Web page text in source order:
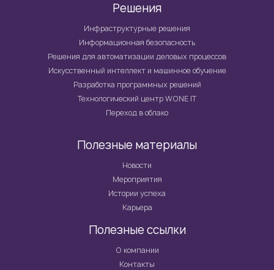
Решения
Инфраструктурные решения
Информационная безопасность
Решения для автоматизации деловых процессов
Искусственный интеллект и машинное обучение
Разработка программных решений
Технологический центр WONE IT
Переход в облако
Полезные материалы
Новости
Мероприятия
Истории успеха
Карьера
Полезные ссылки
О компании
Контакты